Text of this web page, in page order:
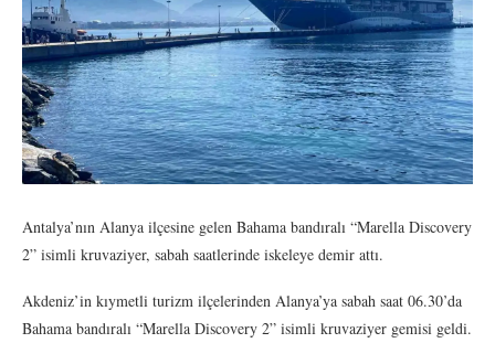
Antalya’nın Alanya ilçesine gelen Bahama bandıralı “Marella Discovery
2” isimli kruvaziyer, sabah saatlerinde iskeleye demir attı.
Akdeniz’in kıymetli turizm ilçelerinden Alanya’ya sabah saat 06.30’da
Bahama bandıralı “Marella Discovery 2” isimli kruvaziyer gemisi geldi.